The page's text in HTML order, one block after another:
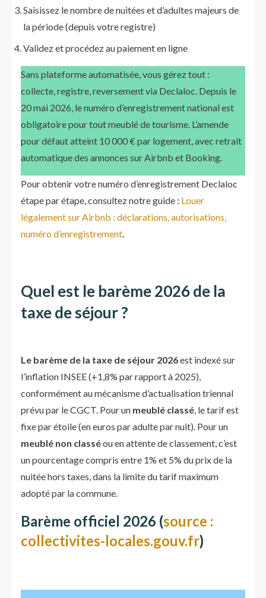
Saisissez le nombre de nuitées et d’adultes majeurs de
la période (depuis votre registre)
Validez et procédez au paiement en ligne
Sans plateforme automatisée, vous gérez tout :
collecte, registre, reversement via Declaloc. Depuis le
20 mai 2026, le numéro d’enregistrement national est
obligatoire pour tout meublé de tourisme. L’amende
pour défaut atteint 10 000 € par logement, avec retrait
automatique des annonces sur Airbnb et Booking.
Pour obtenir votre numéro d’enregistrement Declaloc
étape par étape, consultez notre guide : Louer
légalement sur Airbnb : déclarations, autorisations,
numéro d’enregistrement.
Quel est le barème 2026 de la
taxe de séjour ?
Le barème de la taxe de séjour 2026est indexé sur
l’inflation INSEE (+1,8% par rapport à 2025),
conformément au mécanisme d’actualisation triennal
prévu par le CGCT. Pour un meublé classé, le tarif est
fixe par étoile (en euros par adulte par nuit). Pour un
meublé non classéou en attente de classement, c’est
un pourcentage compris entre 1% et 5% du prix de la
nuitée hors taxes, dans la limite du tarif maximum
adopté par la commune.
Barème officiel 2026 (source :
collectivites-locales.gouv.fr)